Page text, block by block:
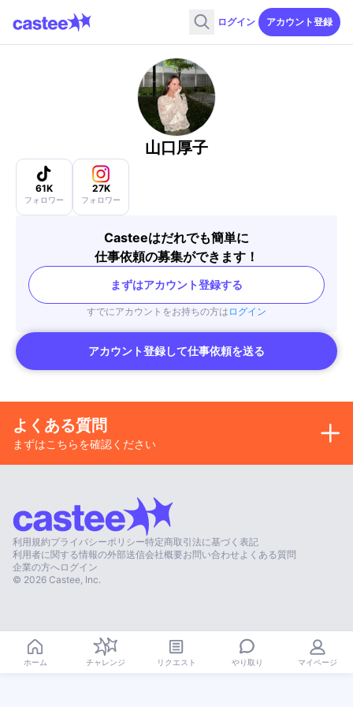
ログイン アカウント登録
山口厚子
61K
フォロワー
27K
フォロワー
Casteeはだれでも簡単に
仕事依頼の募集ができます！
まずはアカウント登録する
すでにアカウントをお持ちの方は ログイン
アカウント登録して仕事依頼を送る
よくある質問
まずはこちらを確認ください
利用規約プライバシーポリシー特定商取引法に基づく表記
利用者に関する情報の外部送信会社概要お問い合わせ よくある質問
企業の方へログイン
© 2026 Castee, Inc.
ホーム チャレンジ リクエスト やり取り マイページ